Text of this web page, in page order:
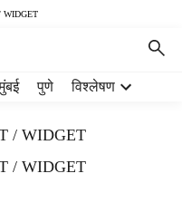
WIDGET
पुणे विश्लेषण
/ WIDGET
/ WIDGET